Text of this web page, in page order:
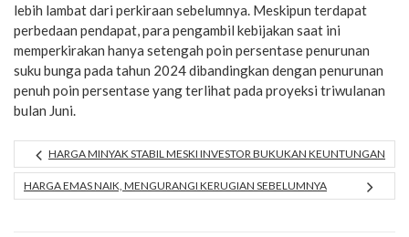
lebih lambat dari perkiraan sebelumnya. Meskipun terdapat
perbedaan pendapat, para pengambil kebijakan saat ini
memperkirakan hanya setengah poin persentase penurunan
suku bunga pada tahun 2024 dibandingkan dengan penurunan
penuh poin persentase yang terlihat pada proyeksi triwulanan
bulan Juni.
HARGA MINYAK STABIL MESKI INVESTOR BUKUKAN KEUNTUNGAN
HARGA EMAS NAIK, MENGURANGI KERUGIAN SEBELUMNYA